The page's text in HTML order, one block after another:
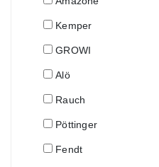
Kemper
GROWI
Alö
Rauch
Pöttinger
Fendt